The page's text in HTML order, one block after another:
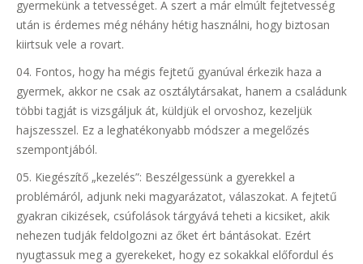
gyermekünk a tetvességet. A szert a már elmúlt fejtetvesség
után is érdemes még néhány hétig használni, hogy biztosan
kiirtsuk vele a rovart.
Fontos, hogy ha mégis fejtetű gyanúval érkezik haza a
gyermek, akkor ne csak az osztálytársakat, hanem a családunk
többi tagját is vizsgáljuk át, küldjük el orvoshoz, kezeljük
hajszesszel. Ez a leghatékonyabb módszer a megelőzés
szempontjából.
Kiegészítő „kezelés”: Beszélgessünk a gyerekkel a
problémáról, adjunk neki magyarázatot, válaszokat. A fejtetű
gyakran cikizések, csúfolások tárgyává teheti a kicsiket, akik
nehezen tudják feldolgozni az őket ért bántásokat. Ezért
nyugtassuk meg a gyerekeket, hogy ez sokakkal előfordul és